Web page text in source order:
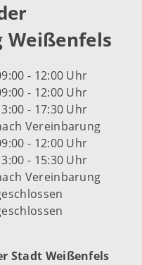
- 12:00 Uhr
- 12:00 Uhr
- 17:30 Uhr
Vereinbarung
- 12:00 Uhr
- 15:30 Uhr
Vereinbarung
Stadt Weißenfels